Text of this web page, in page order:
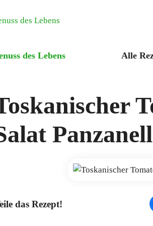
Alle
das Rezept!